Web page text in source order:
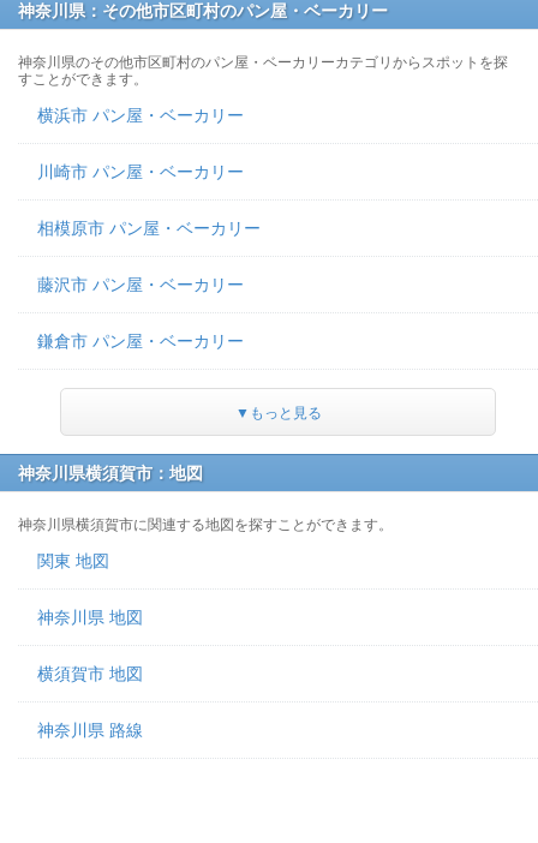
神奈川県：その他市区町村のパン屋・ベーカリー
神奈川県のその他市区町村のパン屋・ベーカリーカテゴリからスポットを探
すことができます。
横浜市 パン屋・ベーカリー
川崎市 パン屋・ベーカリー
相模原市 パン屋・ベーカリー
藤沢市 パン屋・ベーカリー
鎌倉市 パン屋・ベーカリー
▼もっと見る
神奈川県横須賀市：地図
神奈川県横須賀市に関連する地図を探すことができます。
関東 地図
神奈川県 地図
横須賀市 地図
神奈川県 路線